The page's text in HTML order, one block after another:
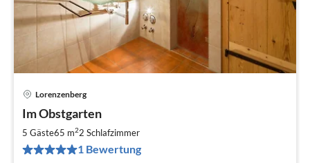
Lorenzenberg
Im Obstgarten
5 Gäste65 m22 Schlafzimmer
1 Bewertung